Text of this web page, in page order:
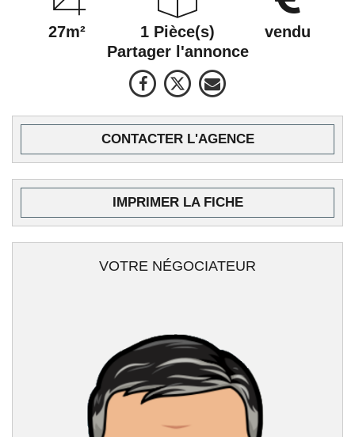
27m² 1 Pièce(s)
vendu
Partager l'annonce
CONTACTER L'AGENCE
IMPRIMER LA FICHE
VOTRE NÉGOCIATEUR